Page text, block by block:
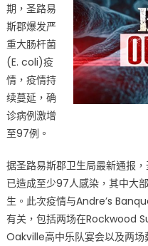
期，圣路易
斯郡爆发严
重大肠杆菌
(E. coli)疫
情，疫情持
续蔓延，确
诊病例激增
至97例。
据圣路易斯郡卫生局最新通报
已造成至少97人感染，其中
生。此次疫情与Andre’s
有关，包括两场在Rockwood
Oakville高中乐队宴会以及两场